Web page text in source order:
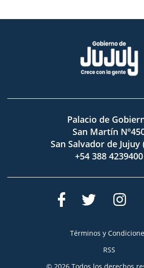
Palacio de
San Martín
San Salvador de Jujuy
+54 388 4239400
Términos y
RSS